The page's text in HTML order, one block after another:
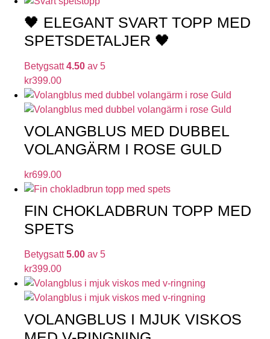
🖤 ELEGANT SVART TOPP MED
SPETSDETALJER 🖤
Betygsatt4.50 av 5
kr399.00
VOLANGBLUS MED DUBBEL
VOLANGÄRM I ROSE GULD
kr699.00
FIN CHOKLADBRUN TOPP MED
SPETS
Betygsatt5.00 av 5
kr399.00
VOLANGBLUS I MJUK VISKOS